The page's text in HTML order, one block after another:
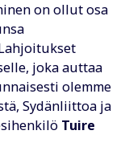
on ollut osa
joka auttaa
olemme
Sydänliittoa ja
Tuire